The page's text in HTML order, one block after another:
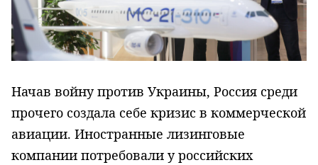
Начав войну против Украины, Россия среди
прочего создала себе кризис в коммерческой
авиации. Иностранные лизинговые
компании потребовали у российских